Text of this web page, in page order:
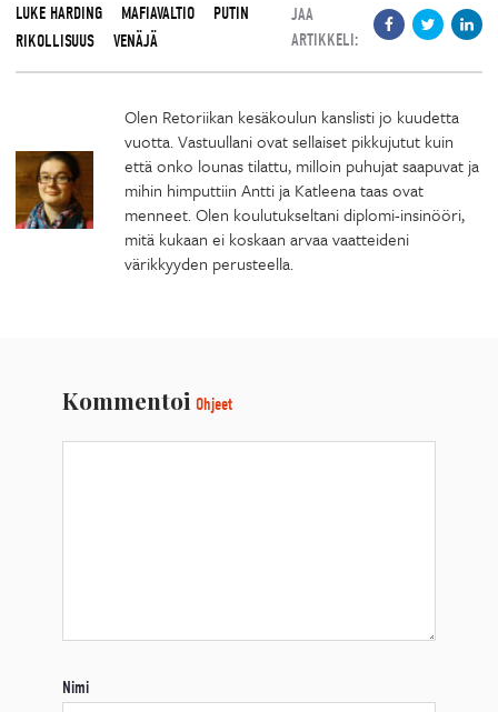
LUKE HARDING MAFIAVALTIO
PUTIN
RIKOLLISUUS
VENÄJÄ
JAA
ARTIKKELI:
Olen Retoriikan kesäkoulun kanslisti jo kuudetta
vuotta. Vastuullani ovat sellaiset pikkujutut kuin
että onko lounas tilattu, milloin puhujat saapuvat ja
mihin himputtiin Antti ja Katleena taas ovat
menneet. Olen koulutukseltani diplomi-insinööri,
mitä kukaan ei koskaan arvaa vaatteideni
värikkyyden perusteella.
Kommentoi Ohjeet
Nimi